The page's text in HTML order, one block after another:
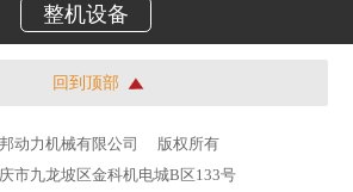
整机设备
回到顶部
动力机械有限公司
版权所有
市九龙坡区金科机电城B区133号